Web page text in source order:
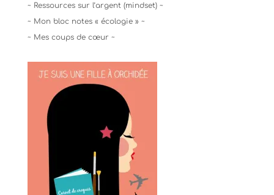
~ Ressources sur l’argent (mindset) ~
~ Mon bloc notes « écologie » ~
~ Mes coups de cœur ~